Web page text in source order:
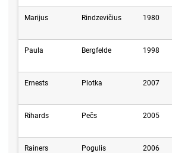
Marijus Rindzevičius 1980
Paula Bergfelde 1998
Ernests Plotka 2007
Rihards Pečs 2005
Rainers Pogulis 2006